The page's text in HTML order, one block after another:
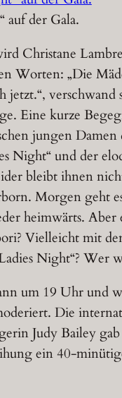
auf der Gala.
Christane
Worten: „Die
jetzt.“, verschwand
Eine kurze
jungen Damen
Night“ und der
bleibt ihnen
Morgen geht
heimwärts. Aber
Vielleicht mit
Night“? Wer
um 19 Uhr und
Die
Judy Bailey gab
ein 40-